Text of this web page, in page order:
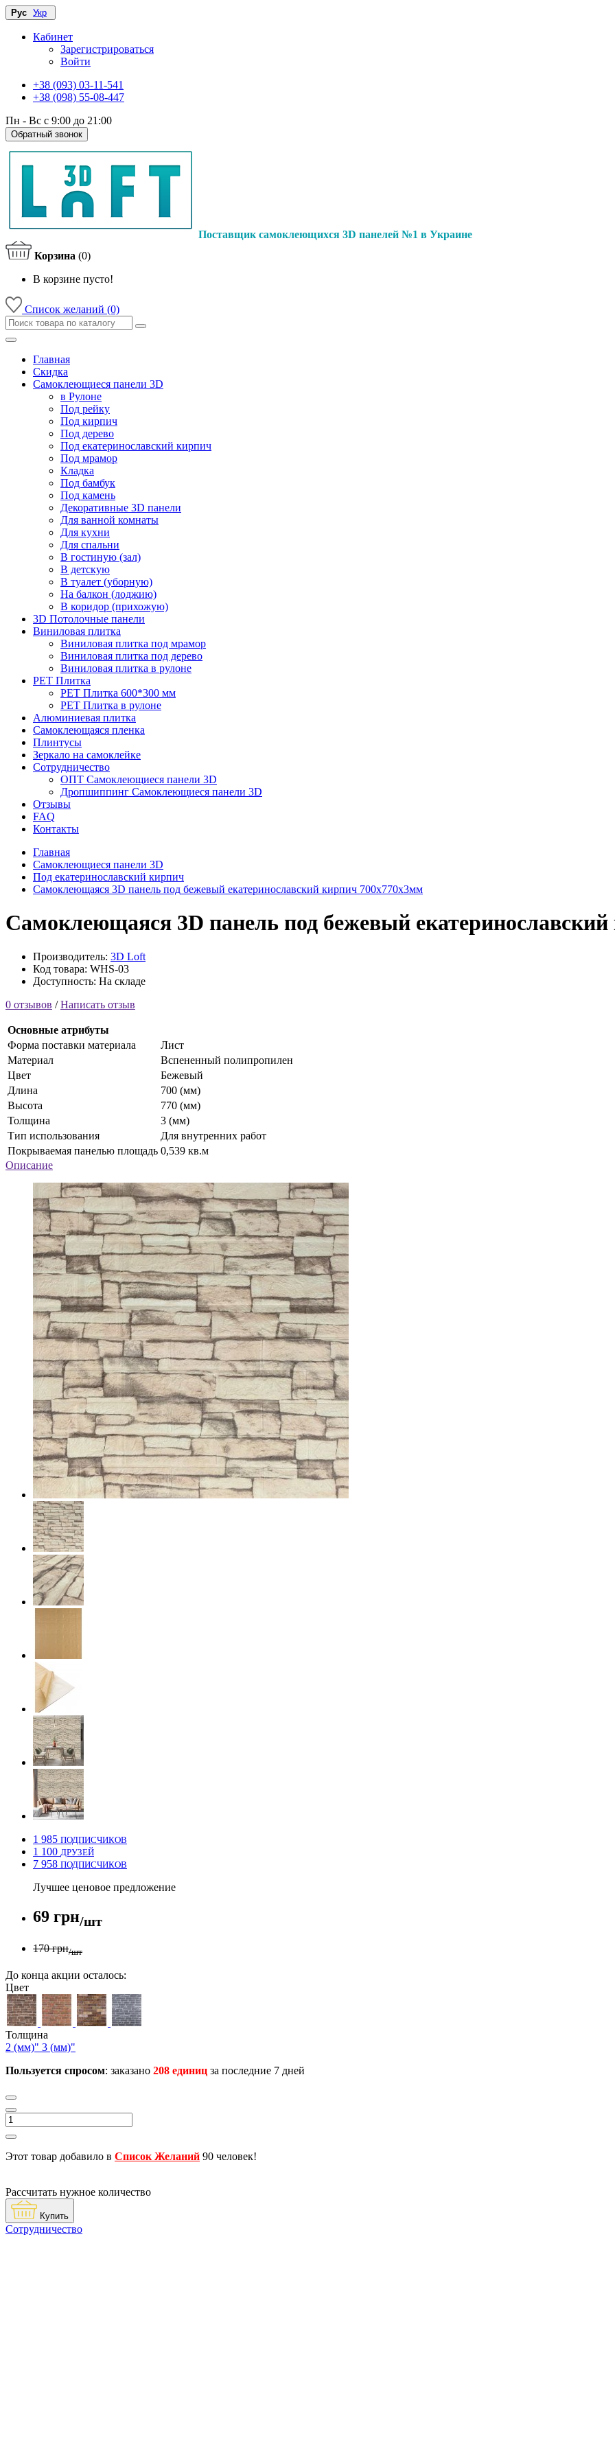
Рус Укр
Кабинет
Зарегистрироваться
Войти
+38 (093) 03-11-541
+38 (098) 55-08-447
Пн - Вс с 9:00 до 21:00
Обратный звонок
Поставщик самоклеющихся 3D панелей №1 в Украине
Корзина (0)
В корзине пусто!
Список желаний (0)
Главная
Скидка
Самоклеющиеся панели 3D
в Рулоне
Под рейку
Под кирпич
Под дерево
Под екатеринославский кирпич
Под мрамор
Кладка
Под бамбук
Под камень
Декоративные 3D панели
Для ванной комнаты
Для кухни
Для спальни
В гостиную (зал)
В детскую
В туалет (уборную)
На балкон (лоджию)
В коридор (прихожую)
3D Потолочные панели
Виниловая плитка
Виниловая плитка под мрамор
Виниловая плитка под дерево
Виниловая плитка в рулоне
PET Плитка
PET Плитка 600*300 мм
PET Плитка в рулоне
Алюминиевая плитка
Самоклеющаяся пленка
Плинтусы
Зеркало на самоклейке
Сотрудничество
ОПТ Самоклеющиеся панели 3D
Дропшиппинг Самоклеющиеся панели 3D
Отзывы
FAQ
Контакты
Главная
Самоклеющиеся панели 3D
Под екатеринославский кирпич
Самоклеющаяся 3D панель под бежевый екатеринославский кирпич 700x770x3мм
Самоклеющаяся 3D панель под бежевый
Производитель: 3D Loft
Код товара: WHS-03
Доступность: На складе
0 отзывов /Написать отзыв
Основные атрибуты
Форма поставки материала
Лист
Материал
Вспененный полипропилен
Цвет
Бежевый
Длина
700 (мм)
Высота
770 (мм)
Толщина
3 (мм)
Тип использования
Для внутренних работ
Покрываемая панелью площадь 0,539 кв.м
Описание
1 985 ПОДПИСЧИКОВ
1 100 ДРУЗЕЙ
7 958 ПОДПИСЧИКОВ
Лучшее ценовое предложение
69 грн/шт
170 грн/шт
До конца акции осталось:
Цвет
Толщина
2 (мм)" 3 (мм)"
Пользуется спросом: заказано 208 единиц за последние 7 дней
Этот товар добавило в Список Желаний 90 человек!
Рассчитать нужное количество
Купить
Сотрудничество